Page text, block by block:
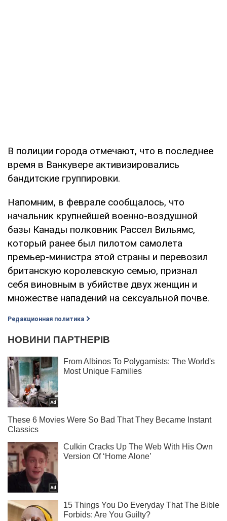
В полиции города отмечают, что в последнее
время в Ванкувере активизировались
бандитские группировки.
Напомним, в феврале сообщалось, что
начальник крупнейшей военно-воздушной
базы Канады полковник Рассел Вильямс,
который ранее был пилотом самолета
премьер-министра этой страны и перевозил
британскую королевскую семью, признал
себя виновным в убийстве двух женщин и
множестве нападений на сексуальной почве.
Редакционная политика